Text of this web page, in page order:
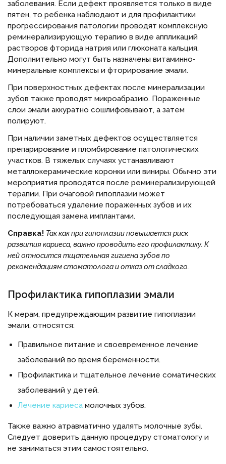
заболевания. Если дефект проявляется только в виде
пятен, то ребенка наблюдают и для профилактики
прогрессирования патологии проводят комплексную
реминерализирующую терапию в виде аппликаций
растворов фторида натрия или глюконата кальция.
Дополнительно могут быть назначены витаминно-
минеральные комплексы и фторирование эмали.
При поверхностных дефектах после минерализации
зубов также проводят микроабразию. Пораженные
слои эмали аккуратно сошлифовывают, а затем
полируют.
При наличии заметных дефектов осуществляется
препарирование и пломбирование патологических
участков. В тяжелых случаях устанавливают
металлокерамические коронки или виниры. Обычно эти
мероприятия проводятся после реминерализирующей
терапии. При очаговой гипоплазии может
потребоваться удаление пораженных зубов и их
последующая замена имплантами.
Справка! Так как при гипоплазии повышается риск
развития кариеса, важно проводить его профилактику. К
ней относится тщательная гигиена зубов по
рекомендациям стоматолога и отказ от сладкого.
Профилактика гипоплазии эмали
К мерам, предупреждающим развитие гипоплазии
эмали, относятся:
Правильное питание и своевременное лечение
заболеваний во время беременности.
Профилактика и тщательное лечение соматических
заболеваний у детей.
Лечение кариеса молочных зубов.
Также важно атравматично удалять молочные зубы.
Следует доверить данную процедуру стоматологу и
не заниматься этим самостоятельно.